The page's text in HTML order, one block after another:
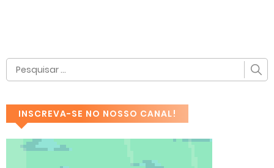
INSCREVA-SE NO NOSSO CANAL!